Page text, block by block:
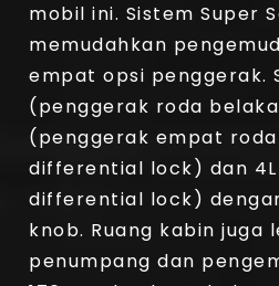
mobil ini. Sistem Super
memudahkan
empat opsi penggerak.
(penggerak roda
(penggerak empat
differential lock) dan
differential lock)
knob. Ruang kabin juga
penumpang dan